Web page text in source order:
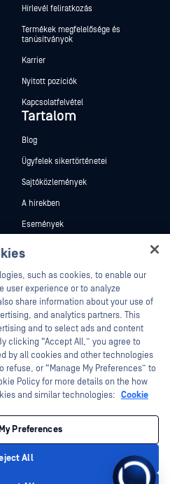
Hírlevél feliratkozás
Termékek megfelelősége és
tanúsítványok
Karrier
Nyitott pozíciók
Kapcsolatfelvétel
Tartalom
Blog
Ügyfelek sikertörténetei
Sajtóközlemények
A hírekben
Események
Fehér könyvek
OPSWAT, MetaDefender, Metascan,
Trust No Device., OPSWAT , Protecting the
Technology, InQuest, az InQuest logó,
the Hunt az OPSWAT védjegyei. A
tulajdonát képezik.
beállítások kezelése
Az Ön
such as cookies, to enable our
experience or to analyze
share information about your use of
and analytics partners. This
and to select ads and content
clicking “Accept All,” you agree to
by all cookies and other technologies
refuse, or “Manage My Preferences” to
Policy for more details on the how
and similar technologies: Cookie
Preferences
All